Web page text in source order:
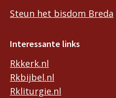
Steun het bisdom Breda
Interessante links
Rkkerk.nl
Rkbijbel.nl
Rkliturgie.nl